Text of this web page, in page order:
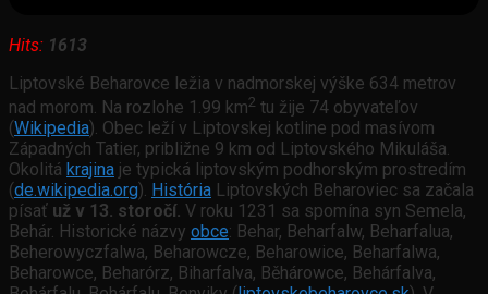
Viedne,
Bratislavy
a
Ľubľany
Hits: 1613
Liptovské Beharovce ležia v nadmorskej výške 634 metrov
nad morom. Na rozlohe 1.99 km2 tu žije 74 obyvateľov
(Wikipedia). Obec leží v Liptovskej kotline pod masívom
Západných Tatier, približne 9 km od Liptovského Mikuláša.
Okolitá krajina je typická liptovským podhorským prostredím
(de.wikipedia.org). História Liptovských Beharoviec sa začala
písať už v 13. storočí. V roku 1231 sa spomína syn Semela,
Behár. Historické názvy obce: Behar, Beharfalw, Beharfalua,
Beherowyczfalwa, Beharowcze, Beharowice, Beharfalwa,
Beharowce, Beharórz, Biharfalva, Běhárowce, Behárfalva,